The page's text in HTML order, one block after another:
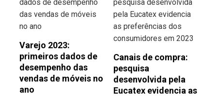
Varejo 2023:
primeiros dados de
desempenho das
vendas de móveis no
ano
Canais de compra:
pesquisa
desenvolvida pela
Eucatex evidencia as